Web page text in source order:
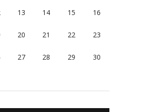
13 14 15 16
20 21 22 23
27 28 29 30